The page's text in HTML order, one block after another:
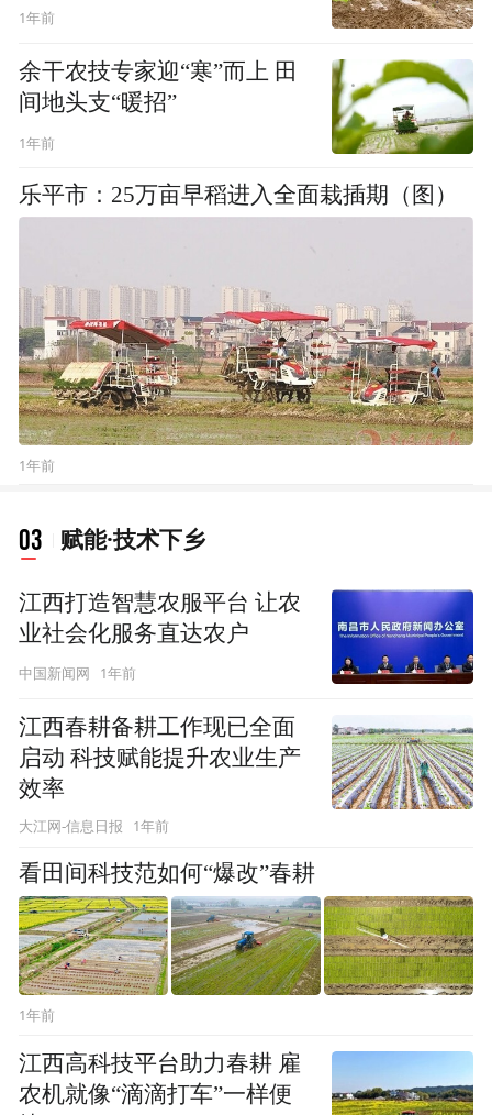
1年前
余干农技专家迎“寒”而上 田
间地头支“暖招”
1年前
乐平市：25万亩早稻进入全面栽插期（图）
1年前
03 赋能·技术下乡
江西打造智慧农服平台 让农
业社会化服务直达农户
中国新闻网 1年前
江西春耕备耕工作现已全面
启动 科技赋能提升农业生产
效率
大江网-信息日报 1年前
看田间科技范如何“爆改”春耕
1年前
江西高科技平台助力春耕 雇
农机就像“滴滴打车”一样便